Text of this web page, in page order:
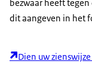
bezwaar heeft
dit aangeven in het
Dien uw